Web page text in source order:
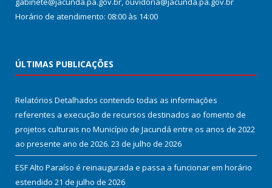
Horário de atendimento: 08:00 às 14:00
ÚLTIMAS PUBLICAÇÕES
Relatórios Detalhados contendo todas as informações
referentes a execução de recursos destinados ao fomento de
projetos culturais no Município de Jacundá entre os anos de 2022
ao presente ano de 2026. 23 de julho de 2026
ESF Alto Paraíso é reinaugurada e passa a funcionar em horário
estendido 21 de julho de 2026